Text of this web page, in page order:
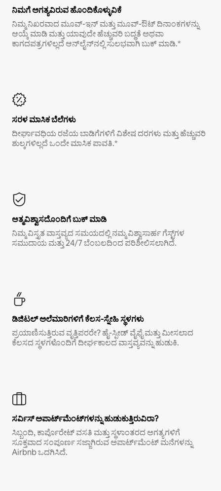
ನಿಮಗೆ ಅಗತ್ಯವಿರುವ ಹೊಂದಿಕೊಳ್ಳುವಿಕೆ
ನಿಮ್ಮ ನಿಖರವಾದ ಮೂವ್-ಇನ್ ಮತ್ತು ಮೂವ್-ಔಟ್ ದಿನಾಂಕಗಳನ್ನು
ಆಯ್ಕೆ ಮಾಡಿ ಮತ್ತು ಯಾವುದೇ ಹೆಚ್ಚುವರಿ ಬದ್ಧತೆ ಅಥವಾ
ಕಾಗದಪತ್ರಗಳಿಲ್ಲದೆ ಆನ್‌ಲೈನ್‌ನಲ್ಲಿ ಸುಲಭವಾಗಿ ಬುಕ್ ಮಾಡಿ.*
ಸರಳ ಮಾಸಿಕ ಬೆಲೆಗಳು
ದೀರ್ಘಾವಧಿಯ ರಜೆಯ ಬಾಡಿಗೆಗಳಿಗೆ ವಿಶೇಷ ದರಗಳು ಮತ್ತು ಹೆಚ್ಚುವರಿ
ಶುಲ್ಕಗಳಿಲ್ಲದೆ ಒಂದೇ ಮಾಸಿಕ ಪಾವತಿ.*
ಆತ್ಮವಿಶ್ವಾಸದೊಂದಿಗೆ ಬುಕ್ ಮಾಡಿ
ನಿಮ್ಮ ವಿಸ್ತೃತ ವಾಸ್ತವ್ಯದ ಸಮಯದಲ್ಲಿ ನಮ್ಮ ವಿಶ್ವಾಸಾರ್ಹ ಗೆಸ್ಟ್‌ಗಳ
ಸಮುದಾಯ ಮತ್ತು 24/7 ಬೆಂಬಲದಿಂದ ಪರಿಶೀಲಿಸಲಾಗಿದೆ.
ಡಿಜಿಟಲ್ ಅಲೆಮಾರಿಗಳಿಗೆ ಕೆಲಸ-ಸ್ನೇಹಿ ಸ್ಥಳಗಳು
ಪ್ರಯಾಣಿಸುತ್ತಿರುವ ವೃತ್ತಿಪರರೇ? ಹೈ-ಸ್ಪೀಡ್ ವೈಫೈ ಮತ್ತು ಮೀಸಲಾದ
ಕೆಲಸದ ಸ್ಥಳಗಳೊಂದಿಗೆ ದೀರ್ಘಕಾಲದ ವಾಸ್ತವ್ಯವನ್ನು ಹುಡುಕಿ.
ಸರ್ವಿಸ್ ಅಪಾರ್ಟ್‌ಮೆಂಟ್‌ಗಳನ್ನು ಹುಡುಕುತ್ತಿರುವಿರಾ?
ಸಿಬ್ಬಂದಿ, ಕಾರ್ಪೊರೇಟ್ ವಸತಿ ಮತ್ತು ಸ್ಥಳಾಂತರದ ಅಗತ್ಯಗಳಿಗೆ
ಸೂಕ್ತವಾದ ಸಂಪೂರ್ಣ ಸಜ್ಜಾಗಿರುವ ಅಪಾರ್ಟ್‌ಮೆಂಟ್ ಮನೆಗಳನ್ನು
Airbnb ಒದಗಿಸಿದೆ.